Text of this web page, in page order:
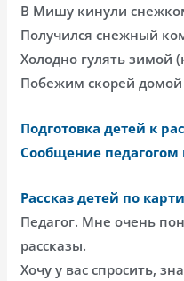
В Мишу кинули
Получился снежный
Холодно гулять зимой
Побежим скорей
Подготовка детей к
Сообщение педагогом
Рассказ детей по
Педагог. Мне очень
рассказы.
Хочу у вас спросить,